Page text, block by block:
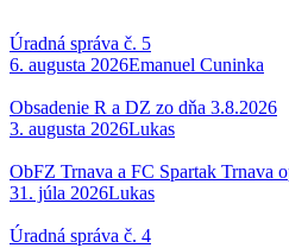
Úradná správa č. 5
6. augusta 2026Emanuel Cuninka
Obsadenie R a DZ zo dňa 3.8.2026
3. augusta 2026Lukas
ObFZ Trnava a FC Spartak Trnava
31. júla 2026Lukas
Úradná správa č. 4